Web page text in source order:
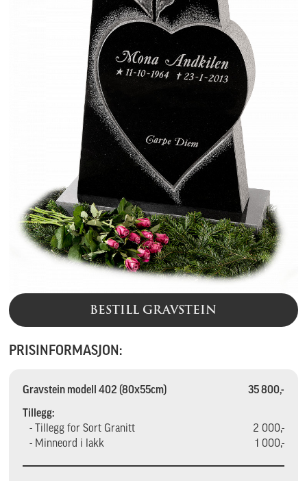
BESTILL GRAVSTEIN
PRISINFORMASJON:
Gravstein modell 402 (80x55cm) 35 800,-
Tillegg:
- Tillegg for Sort Granitt
2 000,-
- Minneord i lakk
1 000,-